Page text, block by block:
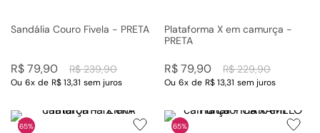
Sandália Couro Fivela - PRETA
R$ 239,90
R$79,90
Ou 6x de R$ 13,31 sem juros
Plataforma X em camurça -
PRETA
R$ 229,90
R$79,90
Ou 6x de R$ 13,31 sem juros
65% 65%